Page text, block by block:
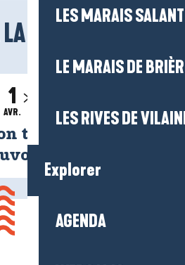
LES MARAIS
LE MARAIS DE
LES RIVES DE
Explorer
AGENDA
UNE
1
AVR.
temporaire -
du sel